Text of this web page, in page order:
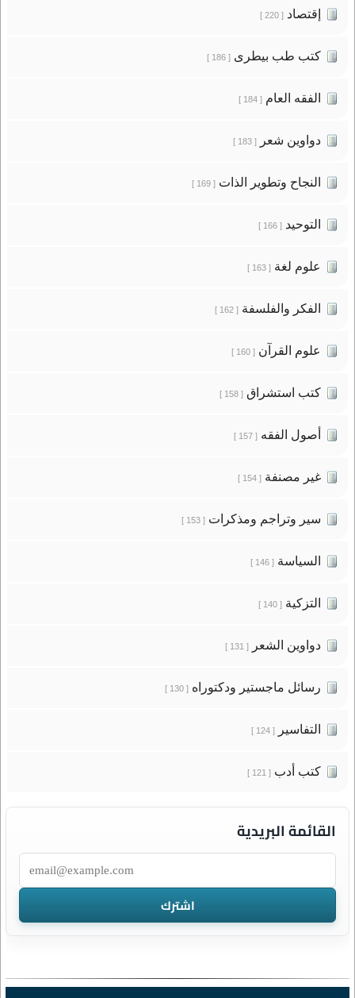
إقتصاد[ 220 ]
كتب طب بيطرى[ 186 ]
الفقه العام[ 184 ]
دواوين شعر[ 183 ]
النجاح وتطوير الذات[ 169 ]
التوحيد[ 166 ]
علوم لغة[ 163 ]
الفكر والفلسفة[ 162 ]
علوم القرآن[ 160 ]
كتب استشراق[ 158 ]
أصول الفقه[ 157 ]
غير مصنفة[ 154 ]
سير وتراجم ومذكرات[ 153 ]
السياسة[ 146 ]
التزكية[ 140 ]
دواوين الشعر[ 131 ]
رسائل ماجستير ودكتوراه[ 130 ]
التفاسير[ 124 ]
كتب أدب[ 121 ]
القائمة البريدية